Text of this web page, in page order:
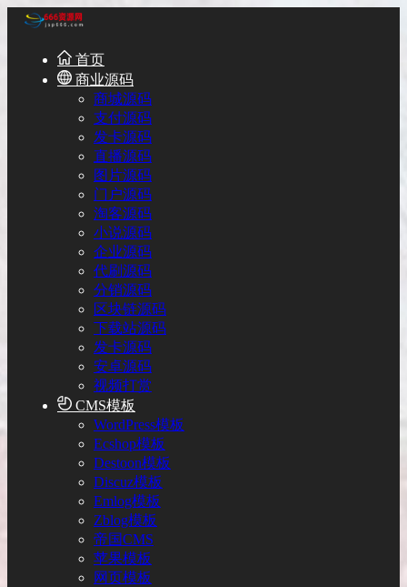
首页
商业源码
商城源码
支付源码
发卡源码
直播源码
图片源码
门户源码
淘客源码
小说源码
企业源码
代刷源码
分销源码
区块链源码
下载站源码
发卡源码
安卓源码
视频打赏
CMS模板
WordPress模板
Ecshop模板
Destoon模板
Discuz模板
Emlog模板
Zblog模板
帝国CMS
苹果模板
网页模板